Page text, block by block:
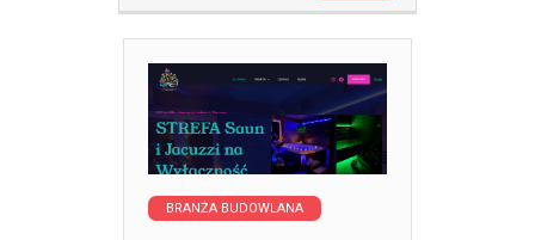
BRANŻA BUDOWLANA